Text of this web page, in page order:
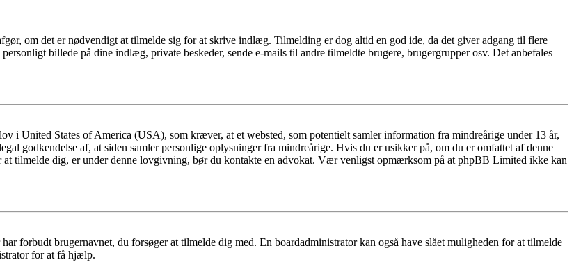
om det er nødvendigt at tilmelde sig for at skrive indlæg. Tilmelding er dog altid en god ide, da det giver adgang til flere
billede på dine indlæg, private beskeder, sende e-mails til andre tilmeldte brugere, brugergrupper osv. Det anbefales
i United States of America (USA), som kræver, at et websted, som potentielt samler information fra mindreårige under 13 år,
godkendelse af, at siden samler personlige oplysninger fra mindreårige. Hvis du er usikker på, om du er omfattet af denne
tilmelde dig, er under denne lovgivning, bør du kontakte en advokat. Vær venligst opmærksom på at phpBB Limited ikke kan
forbudt brugernavnet, du forsøger at tilmelde dig med. En boardadministrator kan også have slået muligheden for at tilmelde
for at få hjælp.